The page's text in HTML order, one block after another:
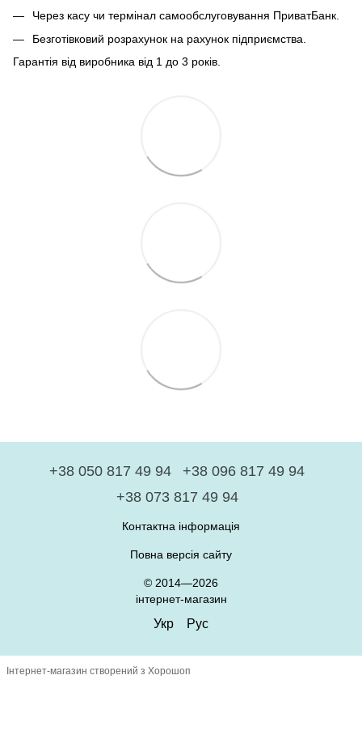
Через касу чи термінал самообслуговування ПриватБанк.
Безготівковий розрахунок на рахунок підприємства.
Гарантія від виробника від 1 до 3 років.
+38 050 817 49 94
+38 096 817 49 94
+38 073 817 49 94
Контактна інформація
Повна версія сайту
© 2014—2026
інтернет-магазин
Укр Рус
Інтернет-магазин створений з Хорошоп